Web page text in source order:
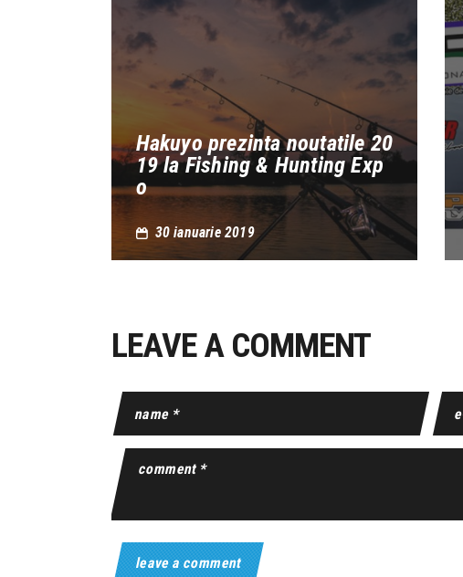
Hakuyo prezinta noutatile 20
19 la Fishing & Hunting Exp
o
30 ianuarie 2019
LEAVE A COMMENT